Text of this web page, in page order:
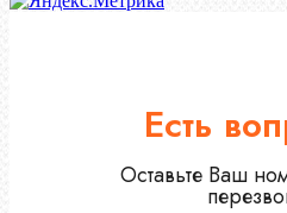
Есть
Оставьте Ваш